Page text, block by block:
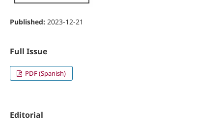
Published: 2023-12-21
Full Issue
PDF (Spanish)
Editorial